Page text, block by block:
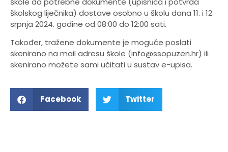
školskog liječnika) dostave osobno u školu dana 11. i 12.
srpnja 2024. godine od 08:00 do 12:00 sati.
Također, tražene dokumente je moguće poslati
skenirano na mail adresu škole (info@ssopuzen.hr) ili
skenirano možete sami učitati u sustav e-upisa.
Facebook Twitter